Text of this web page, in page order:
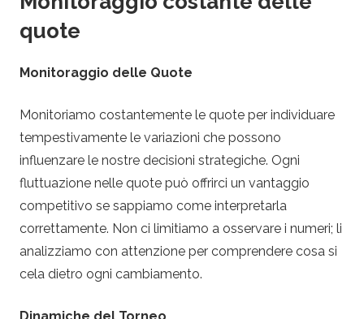
quote
Monitoraggio delle Quote
Monitoriamo costantemente le quote per individuare
tempestivamente le variazioni che possono
influenzare le nostre decisioni strategiche. Ogni
fluttuazione nelle quote può offrirci un vantaggio
competitivo se sappiamo come interpretarla
correttamente. Non ci limitiamo a osservare i numeri; li
analizziamo con attenzione per comprendere cosa si
cela dietro ogni cambiamento.